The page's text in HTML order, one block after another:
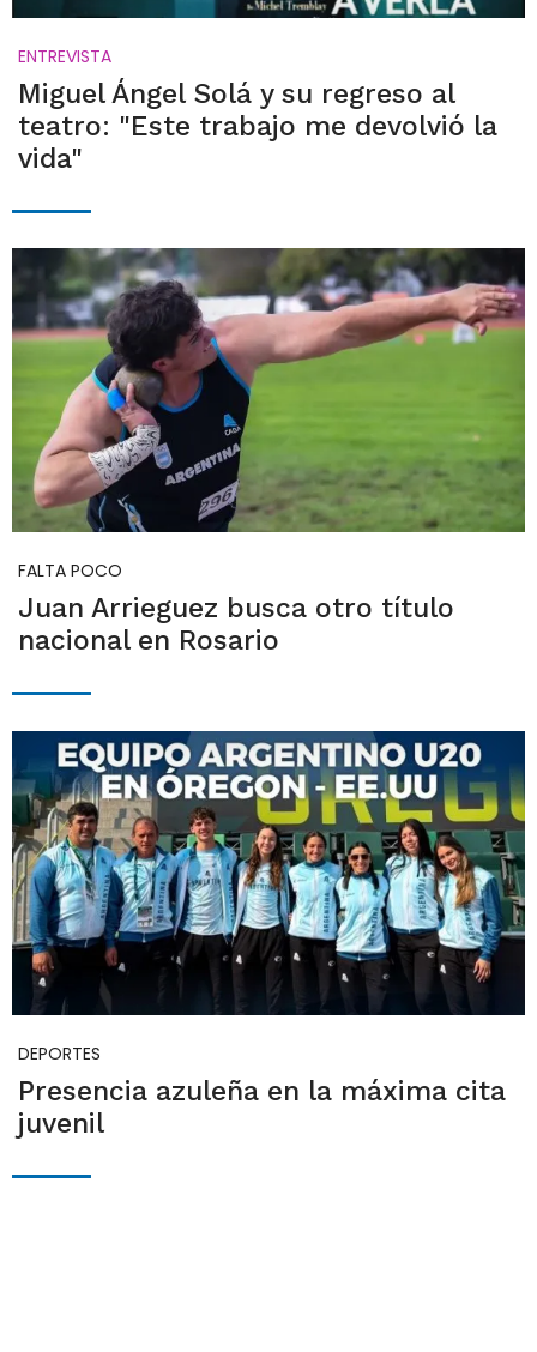
ENTREVISTA
Miguel Ángel Solá y su regreso al
teatro: "Este trabajo me devolvió la
vida"
FALTA POCO
Juan Arrieguez busca otro título
nacional en Rosario
DEPORTES
Presencia azuleña en la máxima cita
juvenil